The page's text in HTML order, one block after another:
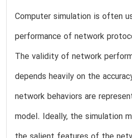
Computer simulation is often
performance of network
The validity of network
depends heavily on the
network behaviors are
model. Ideally, the simulation